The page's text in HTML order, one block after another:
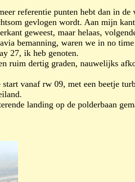
referentie punten hebt dan in de
gevlogen wordt. Aan mijn
geweest, maar helaas,
bemanning, waren we in no
27, ik heb genoten.
ruim dertig graden, nauwelijks
vanaf rw 09, met een beetje
landing op de polderbaan